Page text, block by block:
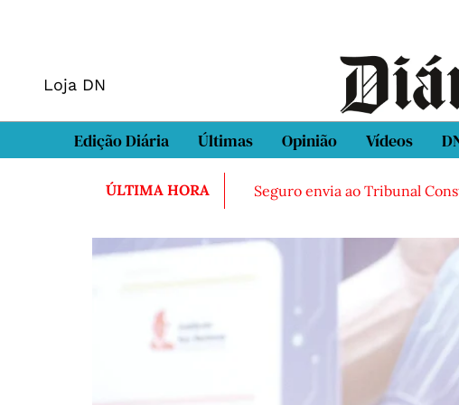
Loja DN
Edição Diária Últimas Opinião Vídeos
ÚLTIMA HORA Seguro envia ao Tribunal